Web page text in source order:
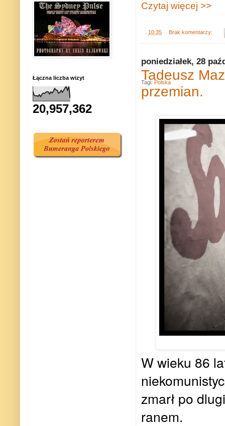
Czytaj więcej >>
. 10:35 Brak komentarzy:
poniedziałek, 28
Tadeusz
przemian.
W wieku 86
zmarł po
ranem.
Tagi: Polska
Łączna liczba wizyt
20,957,362